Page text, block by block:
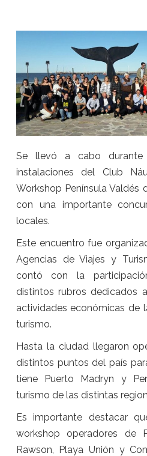
Se llevó a cabo
instalaciones del Club
Workshop Península Valdés
con una importante
locales.
Este encuentro fue
Agencias de Viajes y
contó con la
distintos rubros dedicados
actividades económicas de
turismo.
Hasta la ciudad llegaron
distintos puntos del país
tiene Puerto Madryn y
turismo de las distintas
Es importante destacar
workshop operadores de
Rawson, Playa Unión y